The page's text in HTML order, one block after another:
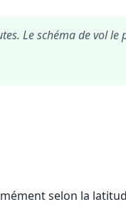
Le schéma de vol
selon la